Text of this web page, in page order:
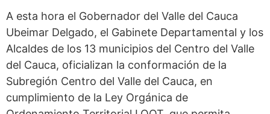
A esta hora el Gobernador del Valle del Cauca
Ubeimar Delgado, el Gabinete Departamental y los
Alcaldes de los 13 municipios del Centro del Valle
del Cauca, oficializan la conformación de la
Subregión Centro del Valle del Cauca, en
cumplimiento de la Ley Orgánica de